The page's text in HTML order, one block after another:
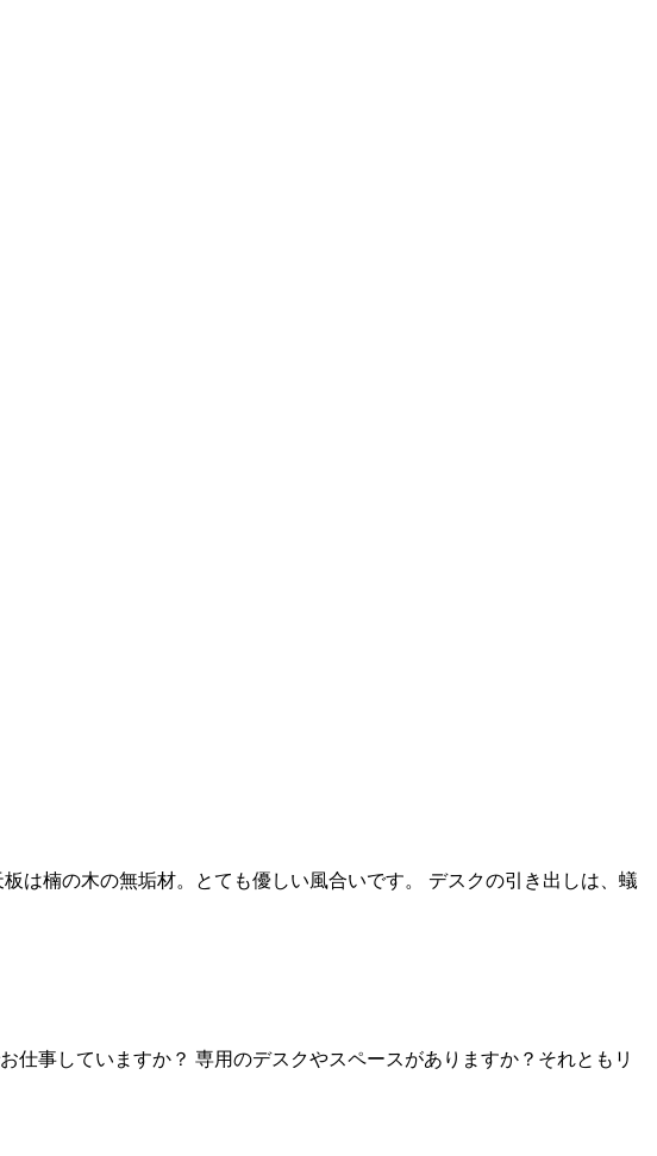
は楠の木の無垢材。とても優しい風合いです。 デスクの引き出しは、蟻
事していますか？ 専用のデスクやスペースがありますか？それともリ